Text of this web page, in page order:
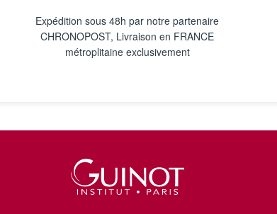
Expédition sous 48h par notre partenaire
CHRONOPOST, Livraison en FRANCE
métroplitaine exclusivement